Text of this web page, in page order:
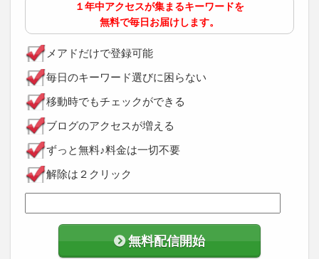
１年中アクセスが集まるキーワードを
無料で毎日お届けします。
メアドだけで登録可能
毎日のキーワード選びに困らない
移動時でもチェックができる
ブログのアクセスが増える
ずっと無料♪料金は一切不要
解除は２クリック
無料配信開始